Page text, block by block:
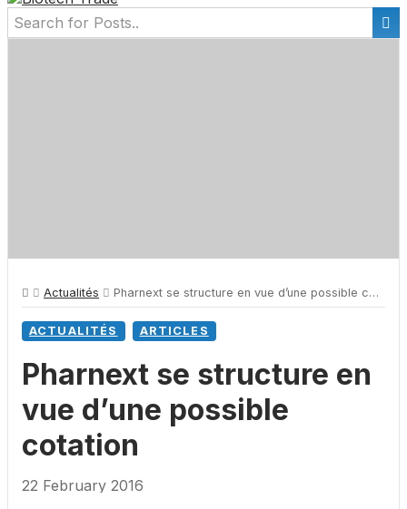
Actualités Pharnext se structure en vue d’une possible cotation
ACTUALITÉS ARTICLES
Pharnext se structure en
vue d’une possible
cotation
22 February 2016